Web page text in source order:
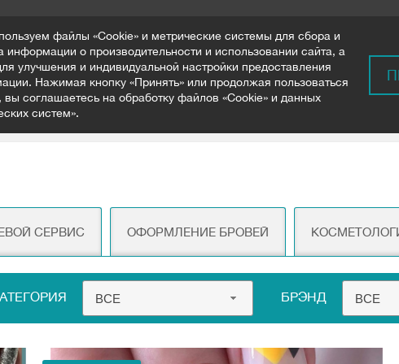
НОВОСТИ БРЕНДЫ СЕМИНАРЫ МАГАЗИНЫ О НАС
СЕРВИС ОФОРМЛЕНИЕ БРОВЕЙ
ВСЕ БРЭНД ВСЕ
файлы «Cookie» и метрические системы для сбора и
информации о производительности и использовании сайта, а
улучшения и индивидуальной настройки предоставления
Нажимая кнопку «Принять» или продолжая пользоваться
вы соглашаетесь на обработку файлов «Cookie» и данных
систем».